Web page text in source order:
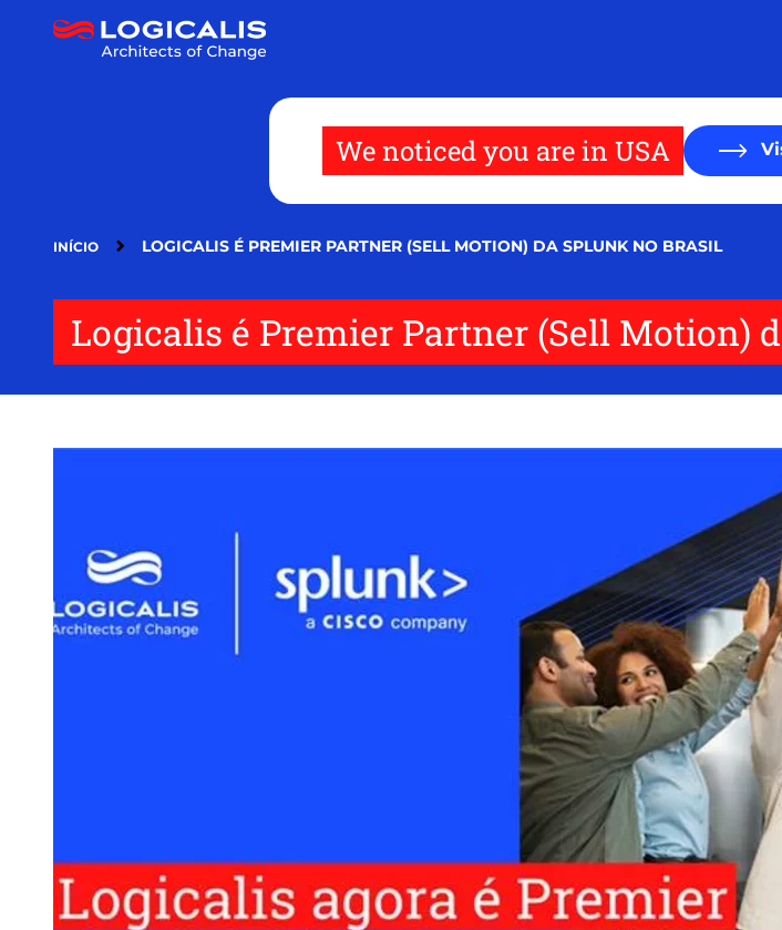
We noticed you are in USA
INÍCIO LOGICALIS É PREMIER PARTNER (SELL MOTION) DA SPLUNK NO BRASIL
Logicalis é Premier Partner (Sell Motion)